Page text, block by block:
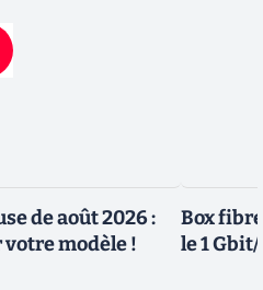
de août 2026 :
modèle !
Box
le 1